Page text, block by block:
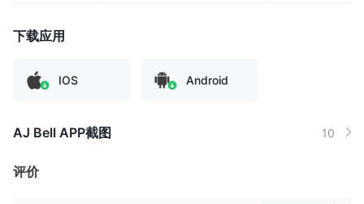
下载应用
IOS Android
AJ Bell APP截图 10
评价